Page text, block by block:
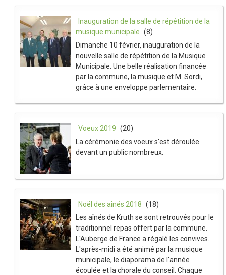
Inauguration de la salle de répétition de la
musique municipale (8)
Dimanche 10 février, inauguration de la
nouvelle salle de répétition de la Musique
Municipale. Une belle réalisation financée
par la commune, la musique et M. Sordi,
grâce à une enveloppe parlementaire.
Voeux 2019 (20)
La cérémonie des voeux s'est déroulée
devant un public nombreux.
Noël des aînés 2018 (18)
Les aînés de Kruth se sont retrouvés pour le
traditionnel repas offert par la commune.
L'Auberge de France a régalé les convives.
L'après-midi a été animé par la musique
municipale, le diaporama de l'année
écoulée et la chorale du conseil. Chaque